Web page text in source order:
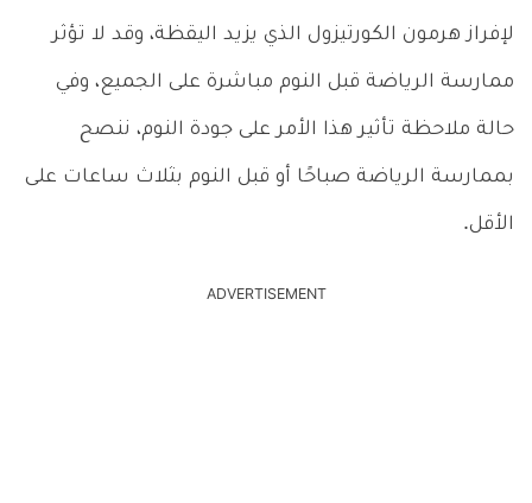
لإفراز هرمون الكورتيزول الذي يزيد اليقظة، وقد لا تؤثر
ممارسة الرياضة قبل النوم مباشرة على الجميع، وفي
حالة ملاحظة تأثير هذا الأمر على جودة النوم، ننصح
بممارسة الرياضة صباحًا أو قبل النوم بثلاث ساعات على
الأقل.
ADVERTISEMENT